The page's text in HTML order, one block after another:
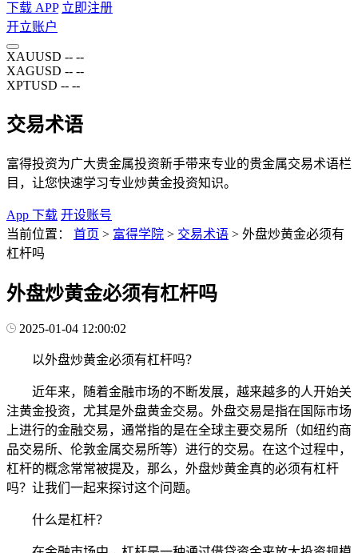
下载 APP 立即注册
开立账户
XAUUSD -- --
XAGUSD -- --
XPTUSD -- --
交易术语
富得投资为广大贵金属投资新手带来专业的贵金属交易术语栏
目，让您快速学习专业炒黄金投资知识。
App 下载 开设账号
当前位置：
首页 > 富得学院 > 交易术语 > 外盘炒黄金必须有
杠杆吗
外盘炒黄金必须有杠杆吗
2025-01-04 12:00:02
以外盘炒黄金必须有杠杆吗？
近年来，随着金融市场的不断发展，越来越多的人开始关
注黄金投资，尤其是外盘黄金交易。外盘交易是指在国际市场
上进行的金融交易，通常指的是在全球主要交易所（如纽约商
品交易所、伦敦金属交易所等）进行的交易。在这个过程中，
杠杆的概念常常被提及，那么，外盘炒黄金真的必须有杠杆
吗？让我们一起来探讨这个问题。
什么是杠杆？